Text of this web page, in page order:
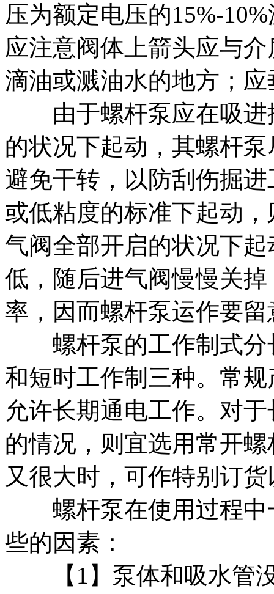
压为额定电压的15%-
应注意阀体上箭头应与
滴油或溅油水的地方；
由于螺杆泵应在吸进
的状况下起动，其螺杆
避免干转，以防刮伤掘
或低粘度的标准下起动
气阀全部开启的状况下
低，随后进气阀慢慢关
率，因而螺杆泵运作要
螺杆泵的工作制式分
和短时工作制三种。常
允许长期通电工作。对
的情况，则宜选用常开
又很大时，可作特别订
螺杆泵在使用过程中
些的因素：
【1】泵体和吸水管没